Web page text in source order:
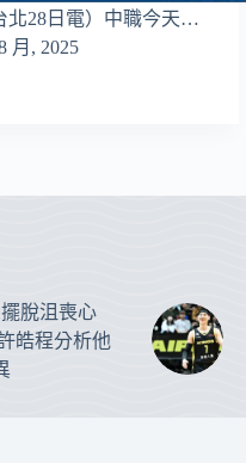
北28日電）中職今天…
月, 2025
脫沮喪心
皓程分析他